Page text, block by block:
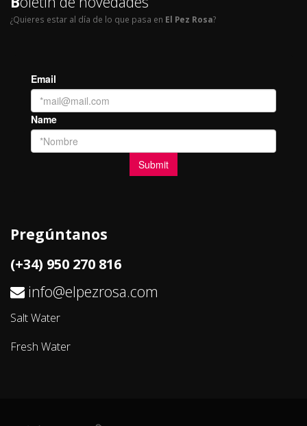
¿Quieres estar al día de lo que pasa en El Pez Rosa?
Pregúntanos
(+34) 950 270 816
info@elpezrosa.com
Salt Water
Fresh Water